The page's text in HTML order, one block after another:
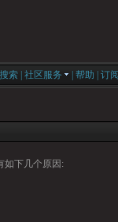
搜索 社区服务 帮助 订
如下几个原因: